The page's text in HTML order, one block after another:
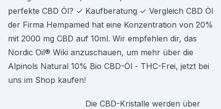
perfekte CBD Öl? ✓ Kaufberatung ✓ Vergleich CBD Öl
der Firma Hempamed hat eine Konzentration von 20%
mit 2000 mg CBD auf 10ml. Wir empfehlen dir, das
Nordic Oil® Wiki anzuschauen, um mehr über die
Alpinols Natural 10% Bio CBD-Öl - THC-Frei, jetzt bei
uns im Shop kaufen!
Die CBD-Kristalle werden über